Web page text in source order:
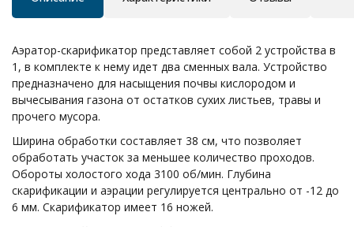
Аэратор-скарификатор представляет собой 2 устройства в
1, в комплекте к нему идет два сменных вала. Устройство
предназначено для насыщения почвы кислородом и
вычесывания газона от остатков сухих листьев, травы и
прочего мусора.
Ширина обработки составляет 38 см, что позволяет
обработать участок за меньшее количество проходов.
Обороты холостого хода 3100 об/мин. Глубина
скарификации и аэрации регулируется центрально от -12 до
6 мм. Скарификатор имеет 16 ножей.